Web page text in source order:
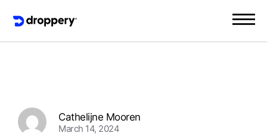
Cathelijne Mooren
March 14, 2024